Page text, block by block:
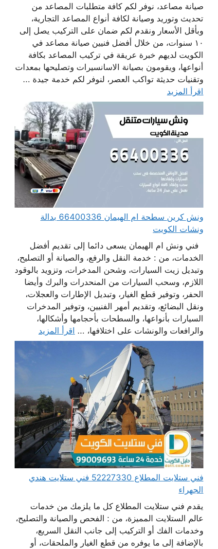
صيانة مصاعد، نوفر لكم كافة متطلبات المصاعد من
تحديث وتوريد وصيانة لكافة أنواع المصاعد التجارية،
وبأقل الأسعار ونقدم لكم ضمان على التركيب يصل إلى
١٠ سنوات، من خلال أفضل فنيين صيانة مصاعد في
الكويت لديهم خبرة عريقة في تركيب المصاعد بكافة
أنواعها، ويقومون بصيانة الاسانسيرات وتصليحها بمعدات
وتقنيات حديثة تواكب العصر، لنوفر لكم خدمة جيدة ...
اقرأ المزيد
ونش كرين سطحة ام الهيمان 66400336 بدالة
ونشات الكويت
فني ونش ام الهيمان يسعى دائما إلى تقديم أفضل
الخدمات، من : خدمة النقل والرفع، والصيانة أو التصليح،
وتبديل زيت السيارات، وشحن المدخرات، وتزويد بالوقود
اللازم، وسحب السيارات من المنحدرات والبرك وأيضا
الحفر، وتوفير قطع الغيار، وتبديل الإطارات والعجلات،
ونقل البضائع، وتقديم أمهر الفنيين، وتوفير المدخرات
السيارات بأنواعها، والسطحات بأحجامها وأشكالها،
والرافعات والونشات على اختلافها، ... اقرأ المزيد
فني ستلايت المطلاع 52227330 فني ستلايت هندي
الجهراء
يقدم فني ستلايت المطلاع كل ما يلزمك من خدمات
عالم الستلايت المميزة، من : الفحص والصيانة والتصليح،
وخدمات الفك أو التركيب إلى جانب النقل السريع،
بالإضافة إلى ما يوفره من قطع الغيار والملحقات، أو